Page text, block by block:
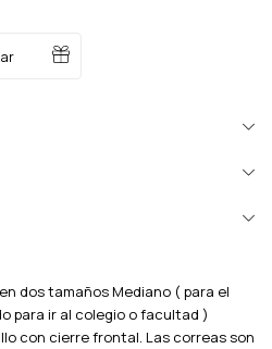
dos tamaños Mediano ( para el
para ir al colegio o facultad )
con cierre frontal. Las correas son